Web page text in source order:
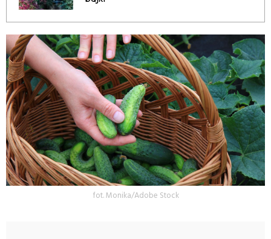
fot. Monika/Adobe Stock